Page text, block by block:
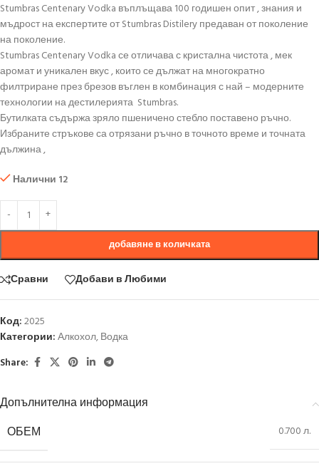
Stumbras Centenary Vodka въплъщава 100 годишен опит , знания и
мъдрост на експертите от Stumbras Distilery предаван от поколение
на поколение.
Stumbras Centenary Vodka се отличава с кристална чистота , мек
аромат и уникален вкус , които се дължат на многократно
филтриране през брезов въглен в комбинация с най – модерните
технологии на дестилерията Stumbras.
Бутилката съдържа зряло пшеничено стебло поставено ръчно.
Избраните стръкове са отрязани ръчно в точното време и точната
дължина ,
Налични 12
добавяне в количката
Сравни Добави в Любими
Код:2025
Категории:Алкохол,Водка
Share:
Допълнителна информация
ОБЕМ 0.700 л.